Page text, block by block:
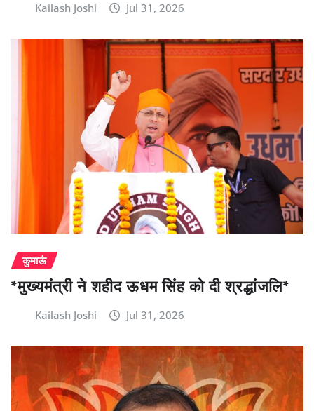
Kailash Joshi Jul 31, 2026
कुमाऊं
*मुख्यमंत्री ने शहीद ऊधम सिंह को दी श्रद्धांजलि*
Kailash Joshi Jul 31, 2026